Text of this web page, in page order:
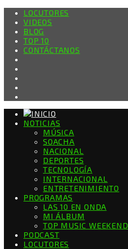
LOCUTORES
VIDEOS
BLOG
TOP 10
CONTÁCTANOS
NOTICIAS
MÚSICA
SOACHA
NACIONAL
DEPORTES
TECNOLOGÍA
INTERNACIONAL
ENTRETENIMIENTO
PROGRAMAS
LAS 10 EN ONDA
MI ÁLBUM
TOP MUSIC WEEKEND
PODCAST
LOCUTORES